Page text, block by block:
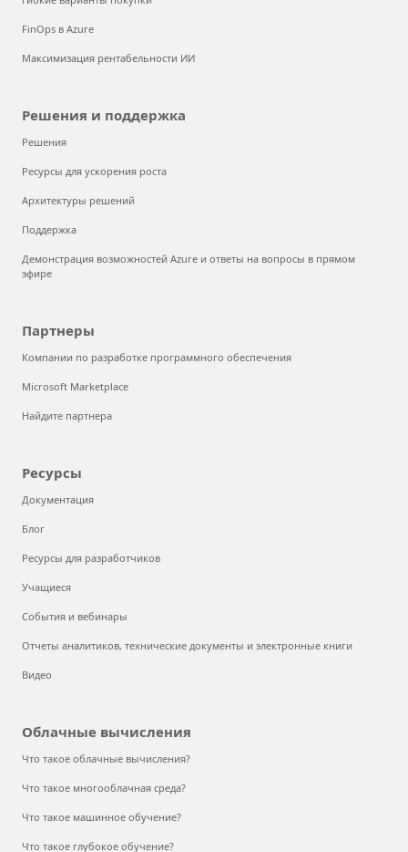
FinOps в Azure
Максимизация рентабельности ИИ
Решения и поддержка
Решения
Ресурсы для ускорения роста
Архитектуры решений
Поддержка
Демонстрация возможностей Azure и ответы на вопросы в прямом
эфире
Партнеры
Компании по разработке программного обеспечения
Microsoft Marketplace
Найдите партнера
Ресурсы
Документация
Блог
Ресурсы для разработчиков
Учащиеся
События и вебинары
Отчеты аналитиков, технические документы и электронные книги
Видео
Облачные вычисления
Что такое облачные вычисления?
Что такое многооблачная среда?
Что такое машинное обучение?
Что такое глубокое обучение?